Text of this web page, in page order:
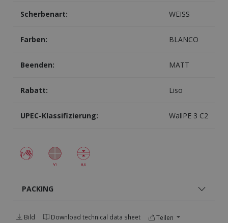
Scherbenart: WEISS
Farben: BLANCO
Beenden: MATT
Rabatt: Liso
UPEC-Klassifizierung: WallPE 3 C2
PACKING
Bild Download technical data sheet Teilen